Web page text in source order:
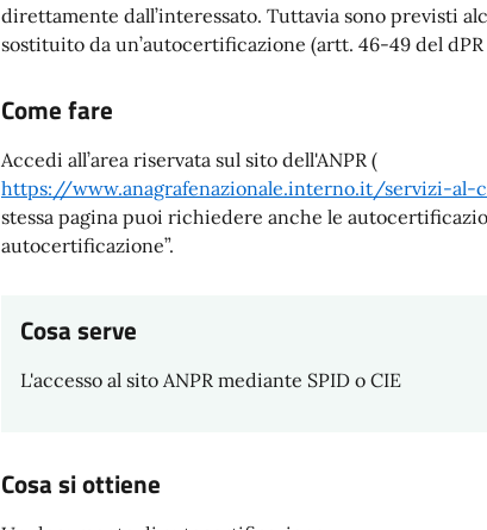
direttamente dall’interessato. Tuttavia sono previsti
sostituito da un’autocertificazione (artt. 46-49 del
Come fare
Accedi all’area riservata sul sito dell'ANPR (
https://www.anagrafenazionale.interno.it/servizi-
stessa pagina puoi richiedere anche le
autocertificazione”.
Cosa serve
L'accesso al sito ANPR mediante SPID o CIE
Cosa si ottiene